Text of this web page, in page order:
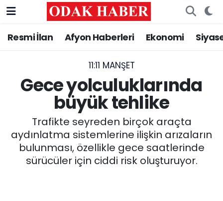
Resmi İlan Afyon Haberleri Ekonomi
11:11 MANŞET
Gece yolculuklarında
büyük tehlike
Trafikte seyreden birçok araçta
aydınlatma sistemlerine ilişkin arızaların
bulunması, özellikle gece saatlerinde
sürücüler için ciddi risk oluşturuyor.
AFYONKARAHİSAR HABERLERİ
ASAYİŞ
SİYASET
EĞİTİM
Nöbetçi Eczaneler
Hava Durumu
Trafik Durumu
Süper Lig Puan Durumu ve Fikstür
Tüm Manşetler
Son Dakika Haberleri